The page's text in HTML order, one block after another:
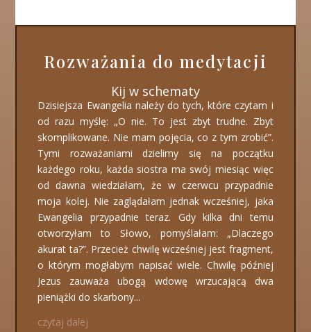
Rozważania do medytacji
Kij w schematy
Dzisiejsza Ewangelia należy do tych, które czytam i
od razu myślę: „O nie. To jest zbyt trudne. Zbyt
skomplikowane. Nie mam pojęcia, co z tym zrobić”.
Tymi rozważaniami dzielimy się na początku
każdego roku, każda siostra ma swój miesiąc więc
od dawna wiedziałam, że w czerwcu przypadnie
moja kolej. Nie zaglądałam jednak wcześniej, jaka
Ewangelia przypadnie teraz. Gdy kilka dni temu
otworzyłam to Słowo, pomyślałam: „Dlaczego
akurat ta?”. Przecież chwilę wcześniej jest fragment,
o którym mogłabym napisać wiele. Chwilę później
Jezus zauważa ubogą wdowę wrzucającą dwa
pieniążki do skarbony...
czytaj dalej